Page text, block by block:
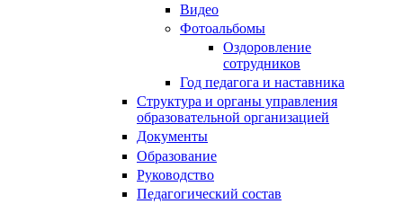
Видео
Фотоальбомы
Оздоровление
сотрудников
Год педагога и наставника
Структура и органы управления
образовательной организацией
Документы
Образование
Руководство
Педагогический состав